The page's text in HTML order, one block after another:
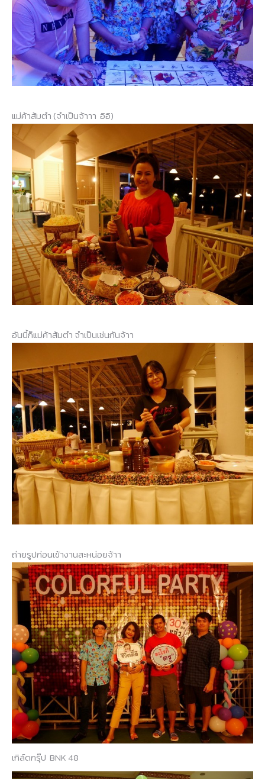
แม่ค้าส้มตำ (จำเป็นจ้าาา อิอิ)
อันนี้ก็แม่ค้าส้มตำ จำเป็นเช่นกันจ้าา
ถ่ายรูปก่อนเข้างานสะหน่อยจ้าา
เกิล์ดกรุ๊ป BNK 48